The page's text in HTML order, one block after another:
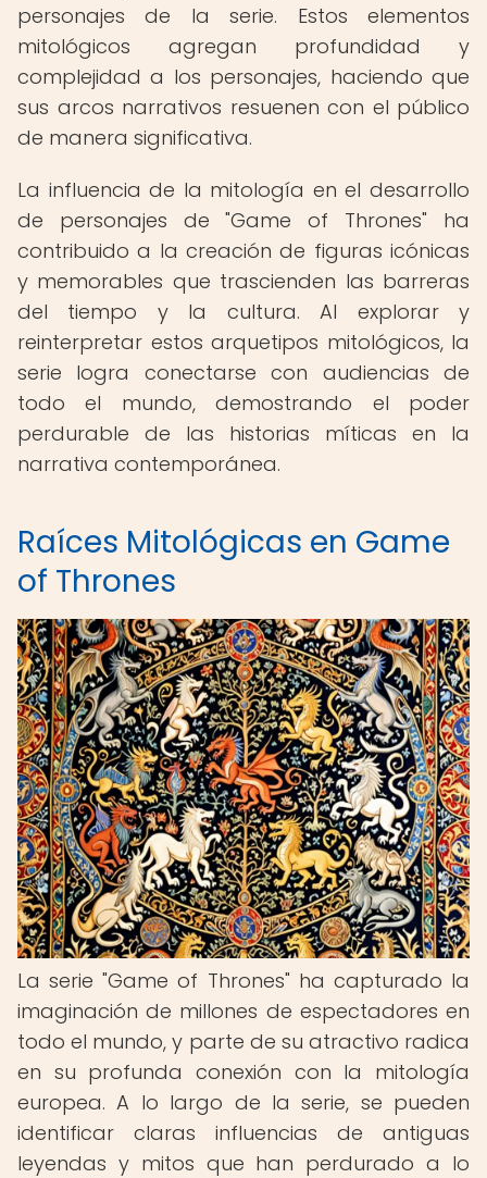
personajes de la serie. Estos elementos
mitológicos agregan profundidad y
complejidad a los personajes, haciendo que
sus arcos narrativos resuenen con el público
de manera significativa.
La influencia de la mitología en el desarrollo
de personajes de "Game of Thrones" ha
contribuido a la creación de figuras icónicas
y memorables que trascienden las barreras
del tiempo y la cultura. Al explorar y
reinterpretar estos arquetipos mitológicos, la
serie logra conectarse con audiencias de
todo el mundo, demostrando el poder
perdurable de las historias míticas en la
narrativa contemporánea.
Raíces Mitológicas en Game
of Thrones
La serie "Game of Thrones" ha capturado la
imaginación de millones de espectadores en
todo el mundo, y parte de su atractivo radica
en su profunda conexión con la mitología
europea. A lo largo de la serie, se pueden
identificar claras influencias de antiguas
leyendas y mitos que han perdurado a lo